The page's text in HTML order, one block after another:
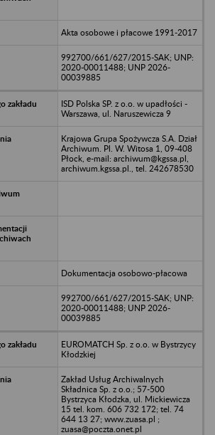
Akta osobowe i płacowe 1991-2017
992700/661/627/2015-SAK; UNP:
2020-00011488; UNP 2026-
00039885
ISD Polska SP. z o.o. w upadłości -
Warszawa, ul. Naruszewicza 9
Krajowa Grupa Spożywcza S.A. Dział
Archiwum. Pl. W. Witosa 1, 09-408
Płock, e-mail: archiwum@kgssa.pl,
archiwum.kgssa.pl., tel. 242678530
Dokumentacja osobowo-płacowa
992700/661/627/2015-SAK; UNP:
2020-00011488; UNP 2026-
00039885
EUROMATCH Sp. z o.o. w Bystrzycy
Kłodzkiej
Zakład Usług Archiwalnych
Składnica Sp. z o.o.; 57-500
Bystrzyca Kłodzka, ul. Mickiewicza
15 tel. kom. 606 732 172; tel. 74
644 13 27; www.zuasa.pl ;
zuasa@poczta.onet.pl